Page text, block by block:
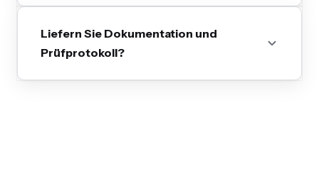
Liefern Sie Dokumentation und
Prüfprotokoll?